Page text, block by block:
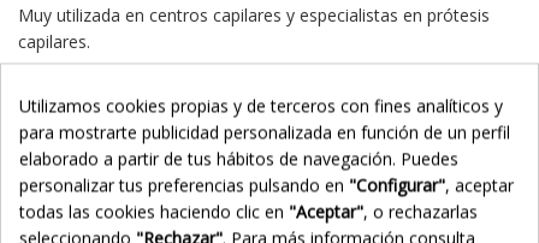
Muy utilizada en centros capilares y especialistas en prótesis
capilares.
Características técnicas
Producto: Ultra Hold Tape
Marca:Walker Tape
Tipo: cinta adhesiva doble cara
Utilizamos cookies propias y de terceros con fines analíticos y
para mostrarte publicidad personalizada en función de un perfil
elaborado a partir de tus hábitos de navegación. Puedes
personalizar tus preferencias pulsando en "Configurar", aceptar
todas las cookies haciendo clic en "Aceptar", o rechazarlas
seleccionando "Rechazar". Para más información consulta